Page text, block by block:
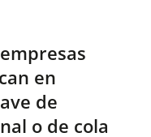
en
de
o de cola